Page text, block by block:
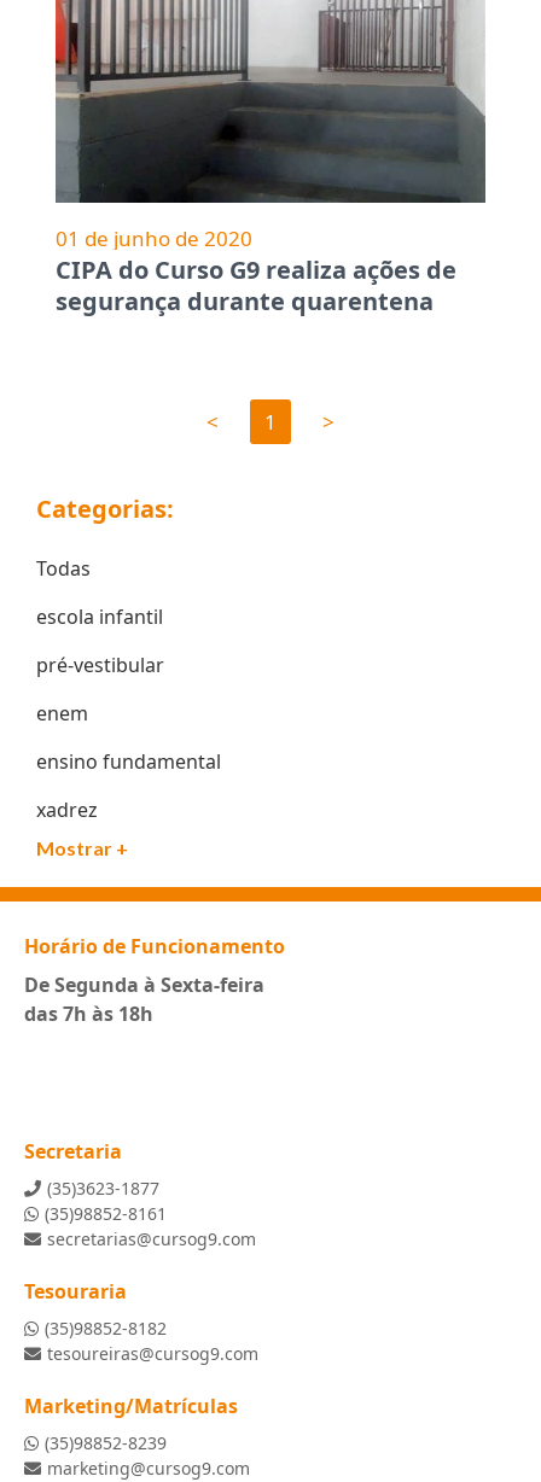
01 de junho de 2020
CIPA do Curso G9 realiza ações de
segurança durante quarentena
< 1 >
Categorias:
Todas
escola infantil
pré-vestibular
enem
ensino fundamental
xadrez
Mostrar +
Horário de Funcionamento
De Segunda à Sexta-feira
das 7h às 18h
Secretaria
(35)3623-1877
(35)98852-8161
secretarias@cursog9.com
Tesouraria
(35)98852-8182
tesoureiras@cursog9.com
Marketing/Matrículas
(35)98852-8239
marketing@cursog9.com